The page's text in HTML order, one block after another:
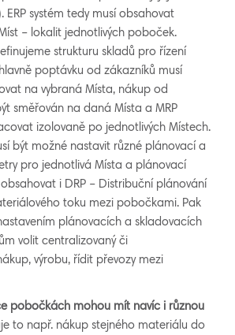
systém tedy musí obsahovat
– lokalit jednotlivých poboček.
strukturu skladů pro řízení
poptávku od zákazníků musí
na vybraná Místa, nákup od
směřován na daná Místa a MRP
izolovaně po jednotlivých Místech.
být možné nastavit různé plánovací a
pro jednotlivá Místa a plánovací
i DRP – Distribuční plánování
toku mezi pobočkami. Pak
plánovacích a skladovacích
volit centralizovaný či
výrobu, řídit převozy mezi
pobočkách mohou mít navíc i různou
to např. nákup stejného materiálu do